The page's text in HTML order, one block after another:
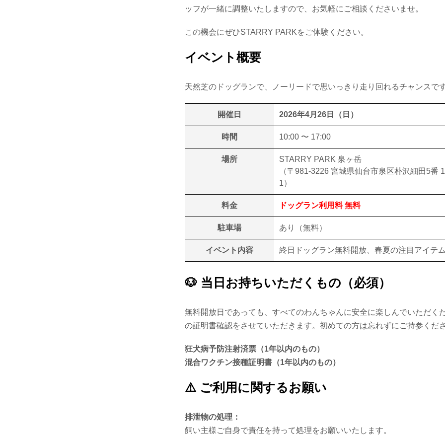
ッフが一緒に調整いたしますので、お気軽にご相談くださいませ。
この機会にぜひSTARRY PARKをご体験ください。
イベント概要
天然芝のドッグランで、ノーリードで思いっきり走り回れるチャンスです
開催日 2026年4月26日（日）
時間 10:00 〜 17:00
場所
STARRY PARK 泉ヶ岳
（〒981-3226 宮城県仙台市泉区朴沢細田5番
1）
料金 ドッグラン利用料 無料
駐車場 あり（無料）
イベント内容 終日ドッグラン無料開放、春夏の注目アイテ
🐶 当日お持ちいただくもの（必須）
無料開放日であっても、すべてのわんちゃんに安全に楽しんでいただく
の証明書確認をさせていただきます。初めての方は忘れずにご持参くださ
狂犬病予防注射済票（1年以内のもの）
混合ワクチン接種証明書（1年以内のもの）
⚠️ ご利用に関するお願い
排泄物の処理：
飼い主様ご自身で責任を持って処理をお願いいたします。